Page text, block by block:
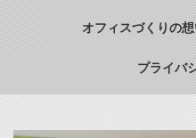
オフィスづくりの
プライバ